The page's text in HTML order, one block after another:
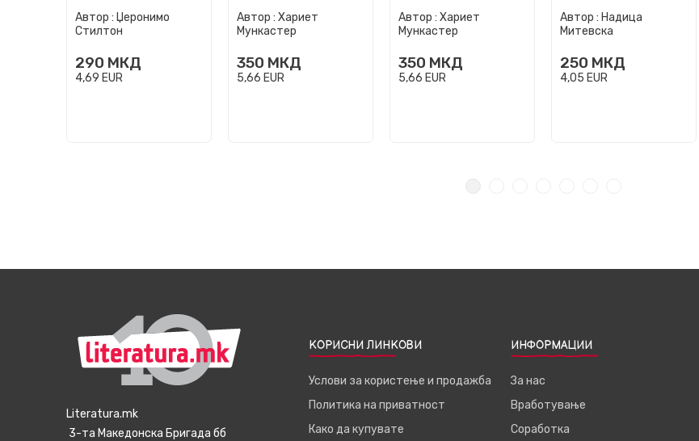
Автор : Џеронимо
Стилтон
290 МКД
4,69 EUR
Автор : Хариет
Мункастер
350 МКД
5,66 EUR
Автор : Хариет
Мункастер
350 МКД
5,66 EUR
Автор : Надица
Митевска
250 МКД
4,05 EUR
Literatura.mk
3-та Македонска Бригада бб
КОРИСНИ ЛИНКОВИ
Услови за користење и продажба
Политика на приватност
Како да купувате
ИНФОРМАЦИИ
За нас
Вработување
Соработка